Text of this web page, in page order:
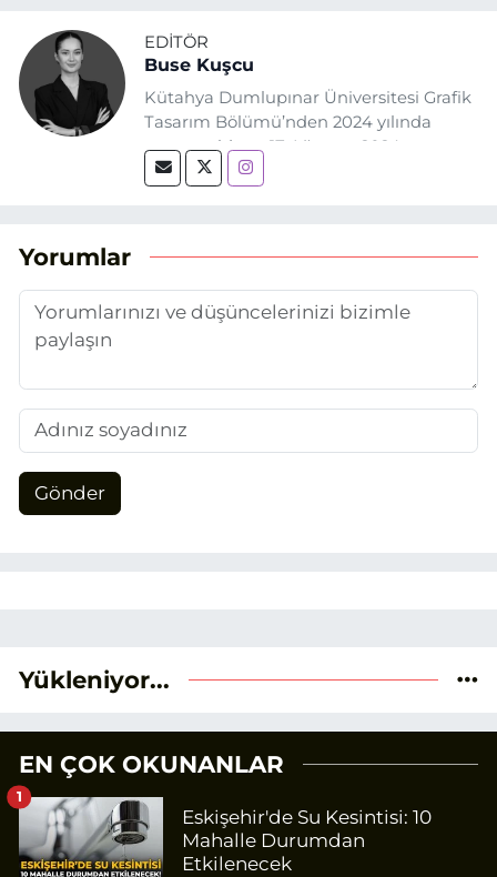
EDITÖR
Buse Kuşcu
Kütahya Dumlupınar Üniversitesi Grafik
Tasarım Bölümü’nden 2024 yılında
mezun oldum. 17 Ağustos 2024
tarihinde, Grafik Tasarım alanında staj
adım attım.
Yorumlar
Gönder
Yükleniyor...
EN ÇOK OKUNANLAR
Eskişehir'de Su Kesintisi: 10
Mahalle Durumdan
Etkilenecek
1